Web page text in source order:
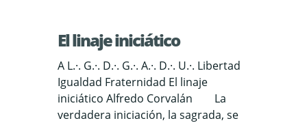
El linaje iniciático
A L.·. G.·. D.·. G.·. A.·. D.·. U.·. Libertad
Igualdad Fraternidad El linaje
iniciático Alfredo Corvalán La
verdadera iniciación, la sagrada, se